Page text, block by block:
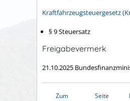
Kraftfahrzeugsteuergesetz
§ 9 Steuersatz
Freigabevermerk
21.10.2025
Zum
Seite